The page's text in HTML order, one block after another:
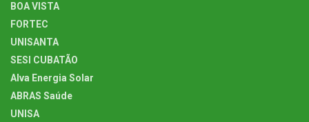
BOA VISTA
FORTEC
UNISANTA
SESI CUBATÃO
Alva Energia Solar
ABRAS Saúde
UNISA